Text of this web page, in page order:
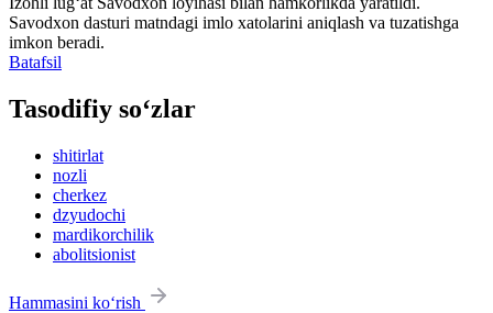
Savodxon dasturi matndagi imlo xatolarini aniqlash va tuzatishga
imkon beradi.
Batafsil
Tasodifiy so‘zlar
shitirlat
nozli
cherkez
dzyudochi
mardikorchilik
abolitsionist
Hammasini ko‘rish